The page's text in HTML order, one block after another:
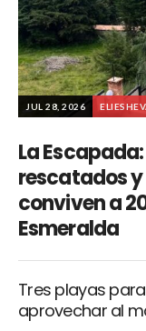
JUL 28, 2026
La
rescatados
conviven a
Esmeralda
Tres playas
aprovechar al